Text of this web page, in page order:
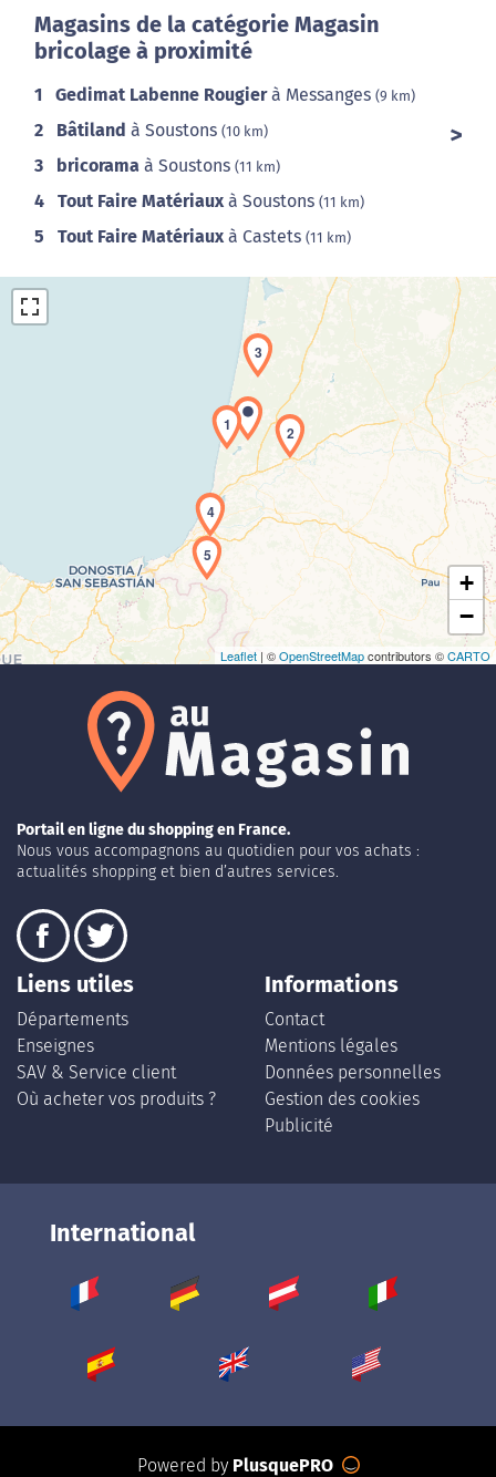
Magasins de la catégorie Magasin
bricolage à proximité
1 Gedimat Labenne Rougierà Messanges (9 km)
2 Bâtiland à Soustons (10 km)
3 bricorama à Soustons (11 km)
4 Tout Faire Matériaux à Soustons (11 km)
5 Tout Faire Matériaux à Castets (11 km)
Chargement de la carte en cours...
1 2
3
4
5
+
−
Leaflet | ©OpenStreetMapcontributors ©CARTO
Portail en ligne du shopping en France.
Nous vous accompagnons au quotidien pour vos achats :
actualités shopping et bien d’autres services.
Liens utiles
Départements
Enseignes
SAV & Service client
Où acheter vos produits ?
Informations
Contact
Mentions légales
Données personnelles
Gestion des cookies
Publicité
International
Powered by PlusquePRO